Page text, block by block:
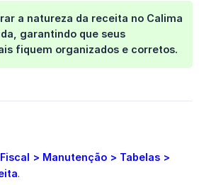
a natureza da receita no Calima
garantindo que seus
fiquem organizados e corretos.
> Manutenção > Tabelas >
.